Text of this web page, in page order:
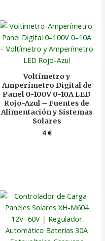
Voltímetro y
Amperímetro Digital de
Panel 0-100V 0-10A LED
Rojo-Azul – Fuentes de
Alimentación y Sistemas
Solares
4€